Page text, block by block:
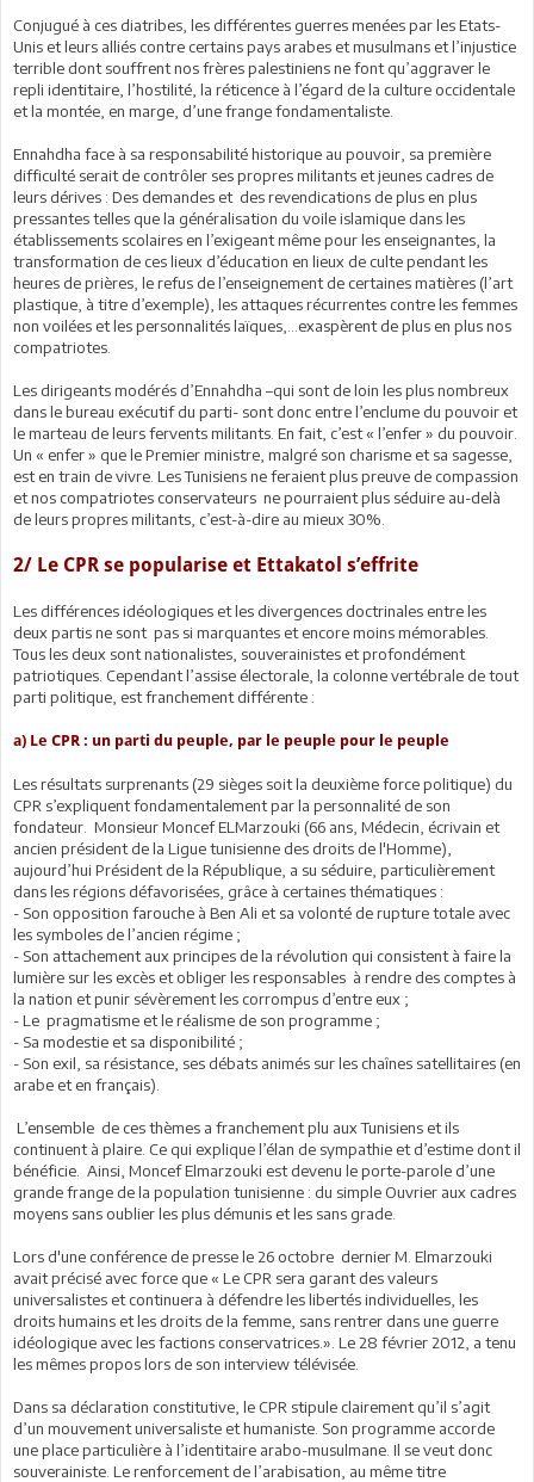
Conjugué à ces diatribes, les différentes guerres menées par les Etats-
Unis et leurs alliés contre certains pays arabes et musulmans et l’injustice
terrible dont souffrent nos frères palestiniens ne font qu’aggraver le
repli identitaire, l’hostilité, la réticence à l’égard de la culture occidentale
et la montée, en marge, d’une frange fondamentaliste.
Ennahdha face à sa responsabilité historique au pouvoir, sa première
difficulté serait de contrôler ses propres militants et jeunes cadres de
leurs dérives : Des demandes et des revendications de plus en plus
pressantes telles que la généralisation du voile islamique dans les
établissements scolaires en l’exigeant même pour les enseignantes, la
transformation de ces lieux d’éducation en lieux de culte pendant les
heures de prières, le refus de l’enseignement de certaines matières (l’art
plastique, à titre d’exemple), les attaques récurrentes contre les femmes
non voilées et les personnalités laïques,…exaspèrent de plus en plus nos
compatriotes.
Les dirigeants modérés d’Ennahdha –qui sont de loin les plus nombreux
dans le bureau exécutif du parti- sont donc entre l’enclume du pouvoir et
le marteau de leurs fervents militants. En fait, c’est « l’enfer » du pouvoir.
Un « enfer » que le Premier ministre, malgré son charisme et sa sagesse,
est en train de vivre. Les Tunisiens ne feraient plus preuve de compassion
et nos compatriotes conservateurs ne pourraient plus séduire au-delà
de leurs propres militants, c’est-à-dire au mieux 30%.
2/ Le CPR se popularise et Ettakatol s’effrite
Les différences idéologiques et les divergences doctrinales entre les
deux partis ne sont pas si marquantes et encore moins mémorables.
Tous les deux sont nationalistes, souverainistes et profondément
patriotiques. Cependant l’assise électorale, la colonne vertébrale de tout
parti politique, est franchement différente :
a) Le CPR : un parti du peuple, par le peuple pour le peuple
Les résultats surprenants (29 sièges soit la deuxième force politique) du
CPR s’expliquent fondamentalement par la personnalité de son
fondateur. Monsieur Moncef ELMarzouki (66 ans, Médecin, écrivain et
ancien président de la Ligue tunisienne des droits de l'Homme),
aujourd’hui Président de la République, a su séduire, particulièrement
dans les régions défavorisées, grâce à certaines thématiques :
- Son opposition farouche à Ben Ali et sa volonté de rupture totale avec
les symboles de l’ancien régime ;
- Son attachement aux principes de la révolution qui consistent à faire la
lumière sur les excès et obliger les responsables à rendre des comptes à
la nation et punir sévèrement les corrompus d’entre eux ;
- Le pragmatisme et le réalisme de son programme ;
- Sa modestie et sa disponibilité ;
- Son exil, sa résistance, ses débats animés sur les chaînes satellitaires (en
arabe et en français).
L’ensemble de ces thèmes a franchement plu aux Tunisiens et ils
continuent à plaire. Ce qui explique l’élan de sympathie et d’estime dont il
bénéficie. Ainsi, Moncef Elmarzouki est devenu le porte-parole d’une
grande frange de la population tunisienne : du simple Ouvrier aux cadres
moyens sans oublier les plus démunis et les sans grade.
Lors d'une conférence de presse le 26 octobre dernier M. Elmarzouki
avait précisé avec force que « Le CPR sera garant des valeurs
universalistes et continuera à défendre les libertés individuelles, les
droits humains et les droits de la femme, sans rentrer dans une guerre
idéologique avec les factions conservatrices.». Le 28 février 2012, a tenu
les mêmes propos lors de son interview télévisée.
Dans sa déclaration constitutive, le CPR stipule clairement qu’il s’agit
d’un mouvement universaliste et humaniste. Son programme accorde
une place particulière à l’identitaire arabo-musulmane. Il se veut donc
souverainiste. Le renforcement de l’arabisation, au même titre